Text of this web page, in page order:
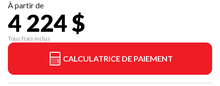
À partir de
4 224 $
Tous frais inclus
CALCULATRICE DE PAIEMENT